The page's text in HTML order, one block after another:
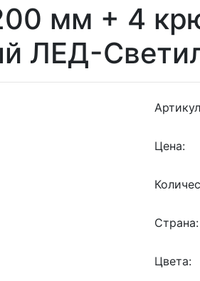
мм + 4
ЛЕД-
Цена:
Страна:
Цвета: